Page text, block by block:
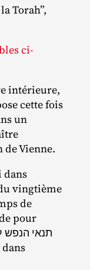
Torah”,
ci-
intérieure,
cette fois
un
de Vienne.
dans
vingtième
de
pour